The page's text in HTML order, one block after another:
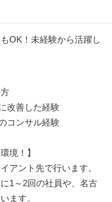
OK！未経験から活躍し
改善した経験
コンサル経験
境！】
アント先で行います。
1～2回の社員や、名古
ます。